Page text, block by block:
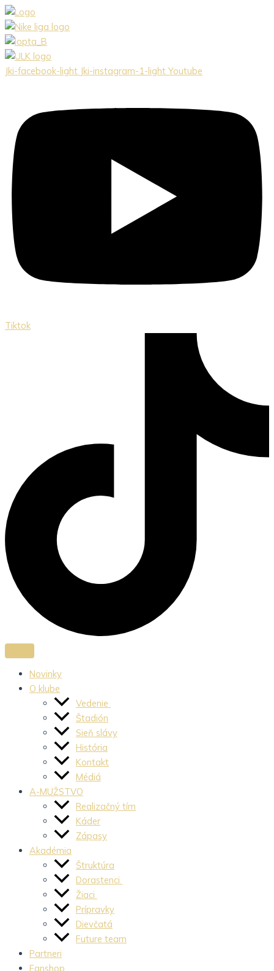
Preskočiť
na
obsah
Jki-facebook-light Jki-instagram-1-light Youtube
Tiktok
Novinky
O klube
Vedenie
Štadión
Sieň slávy
História
Kontakt
Médiá
A-MUŽSTVO
Realizačný tím
Káder
Zápasy
Akadémia
Štruktúra
Dorastenci
Žiaci
Prípravky
Dievčatá
Future team
Partneri
Fanshop